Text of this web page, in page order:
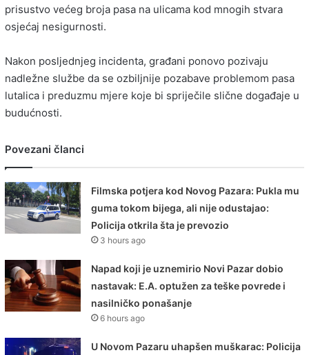
prisustvo većeg broja pasa na ulicama kod mnogih stvara
osjećaj nesigurnosti.
Nakon posljednjeg incidenta, građani ponovo pozivaju
nadležne službe da se ozbiljnije pozabave problemom pasa
lutalica i preduzmu mjere koje bi spriječile slične događaje u
budućnosti.
Povezani članci
Filmska potjera kod Novog Pazara: Pukla mu
guma tokom bijega, ali nije odustajao:
Policija otkrila šta je prevozio
3 hours ago
Napad koji je uznemirio Novi Pazar dobio
nastavak: E.A. optužen za teške povrede i
nasilničko ponašanje
6 hours ago
U Novom Pazaru uhapšen muškarac: Policija